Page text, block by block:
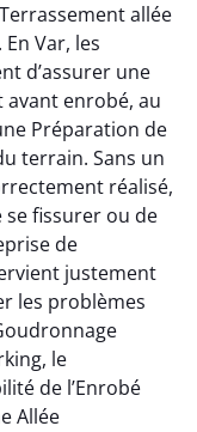
allée
Var, les
d’assurer une
avant enrobé, au
Préparation de
terrain. Sans un
réalisé,
se fissurer ou de
de
justement
les problèmes
le
de l’Enrobé
Allée